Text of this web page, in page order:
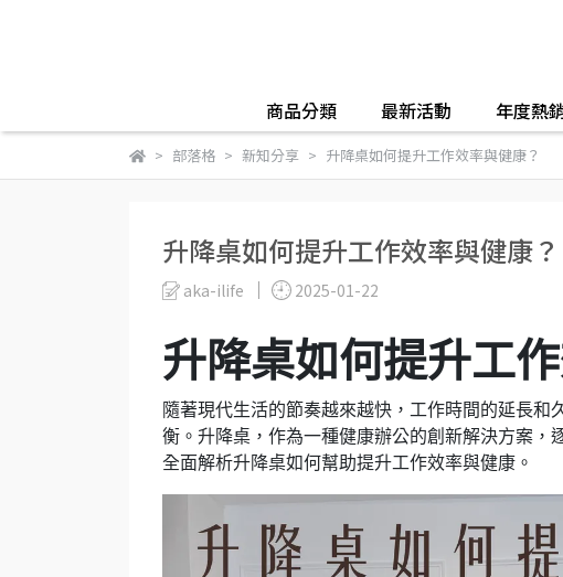
商品分類 最新活動 年度熱
部落格 新知分享 升降桌如何提升工作效率與健康？
升降桌如何提升工作效率與健康？
aka-ilife 2025-01-22
升降桌如何提升工
隨著現代生活的節奏越來越快，工作時間的延長
衡。升降桌，作為一種健康辦公的創新解決方案
全面解析升降桌如何幫助提升工作效率與健康。